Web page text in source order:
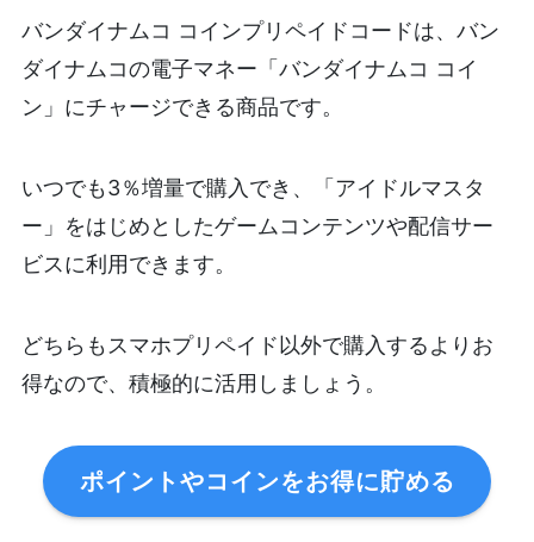
バンダイナムコ コインプリペイドコードは、バン
ダイナムコの電子マネー「バンダイナムコ コイ
ン」にチャージできる商品です。
いつでも3％増量で購入でき、「アイドルマスタ
ー」をはじめとしたゲームコンテンツや配信サー
ビスに利用できます。
どちらもスマホプリペイド以外で購入するよりお
得なので、積極的に活用しましょう。
ポイントやコインをお得に貯める